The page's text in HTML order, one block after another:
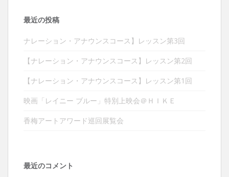
最近の投稿
ナレーション・アナウンスコース】レッスン第3回
【ナレーション・アナウンスコース】レッスン第2回
【ナレーション・アナウンスコース】レッスン第1回
映画「レイニー ブルー」特別上映会＠ＨＩＫＥ
香梅アートアワード巡回展覧会
最近のコメント